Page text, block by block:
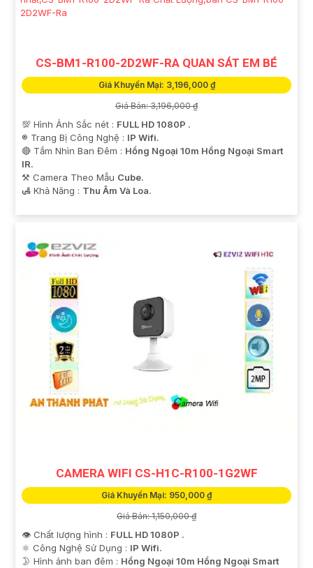
CS-BM1-R100-2D2WF-RA QUAN SÁT EM BÉ
Giá Khuyến Mại: 3,196,000 ₫
Giá Bán: 3,196,000 ₫
💯 Hình Ảnh Sắc nét : FULL HD 1080P .
®️ Trang Bị Công Nghệ : IP Wifi.
🔴 Tầm Nhìn Ban Đêm : Hồng Ngoại 10m Hồng Ngoại Smart
IR.
⚒ Camera Theo Mẫu Cube.
️🛃 Khả Năng : Thu Âm Và Loa.
CAMERA WIFI CS-H1C-R100-1G2WF
Giá Khuyến Mại: 950,000 ₫
Giá Bán: 1,150,000 ₫
👁 Chất lượng hình : FULL HD 1080P .
⚛️ Công Nghệ Sử Dụng : IP Wifi.
🌛 Hình ảnh ban đêm : Hồng Ngoại 10m Hồng Ngoại Smart